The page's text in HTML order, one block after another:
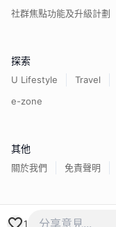
1
社群焦點功能及升級計劃
探索
U Lifestyle Travel
e-zone
其他
關於我們 免責聲明
香港經濟日報版權所有©